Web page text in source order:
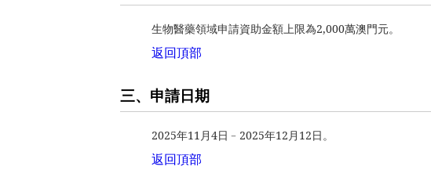
生物醫藥領域申請資助金額上限為2,000萬澳門元。
返回頂部
三、申請日期
2025年11月4日﹣2025年12月12日。
返回頂部